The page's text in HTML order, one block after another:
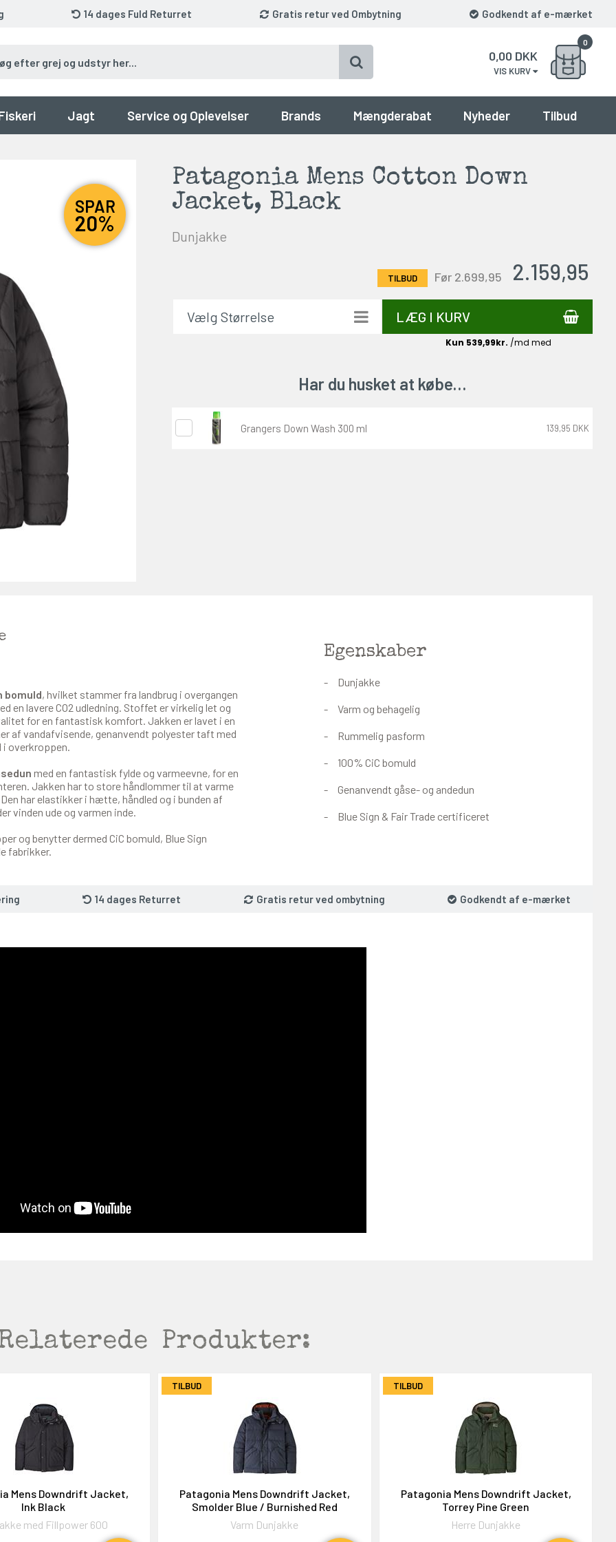
14 dages Fuld Returret Gratis retur ved Ombytning Godkendt af e-mærket
0
0,00 DKK
VIS KURV
Jagt Service og Oplevelser Brands Mængderabat Nyheder Tilbud
SPAR
20%
Patagonia Mens Cotton Down
Jacket, Black
Dunjakke
2.159,95
Før 2.699,95
LÆG I KURV
Har du husket at købe…
Grangers Down Wash 300 ml 139,95 DKK
bomuld, hvilket stammer fra landbrug i overgangen
en lavere CO2 udledning. Stoffet er virkelig let og
for en fantastisk komfort. Jakken er lavet i en
af vandafvisende, genanvendt polyester taft med
i overkroppen.
med en fantastisk fylde og varmeevne, for en
Jakken har to store håndlommer til at varme
har elastikker i hætte, håndled og i bunden af
vinden ude og varmen inde.
og benytter dermed CiC bomuld, Blue Sign
fabrikker.
Egenskaber
Dunjakke
Varm og behagelig
Rummelig pasform
100% CiC bomuld
Genanvendt gåse- og andedun
Blue Sign & Fair Trade certificeret
14 dages Returret Gratis retur ved ombytning Godkendt af e-mærket
Produkter:
Mens Downdrift Jacket,
Ink Black
med Fillpower 600
TILBUD
Patagonia Mens Downdrift Jacket,
Smolder Blue / Burnished Red
Varm Dunjakke
TILBUD
Patagonia Mens Downdrift Jacket,
Torrey Pine Green
Herre Dunjakke